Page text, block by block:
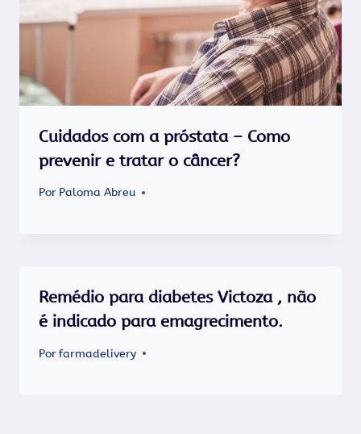
Cuidados com a próstata – Como
prevenir e tratar o câncer?
Por Paloma Abreu
Remédio para diabetes Victoza , não
é indicado para emagrecimento.
Porfarmadelivery